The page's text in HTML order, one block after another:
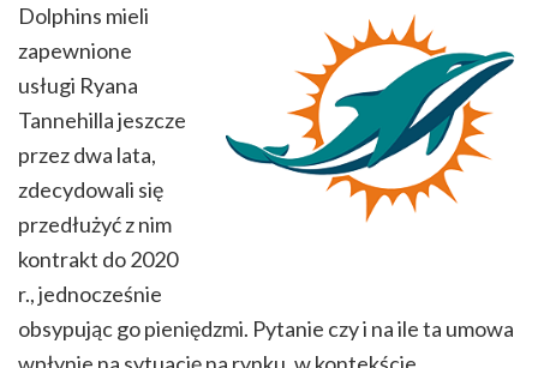
Dolphins mieli
zapewnione
usługi Ryana
Tannehilla jeszcze
przez dwa lata,
zdecydowali się
przedłużyć z nim
kontrakt do 2020
r., jednocześnie
obsypując go pieniędzmi. Pytanie czy i na ile ta umowa